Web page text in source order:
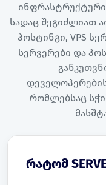
სადაც შეგიძლიათ
ჰოსტინგი, VPS
სერვერები და
რომლებსაც
რატომ